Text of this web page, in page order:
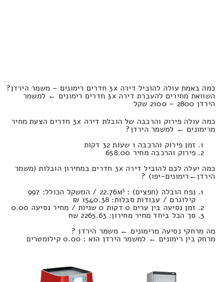
כמה באמת עולה להוביל דירה 3x חדרים רימונים – משמר הירדן?
השוואת מחירים להעברת דירה 3x חדרים רימונים ← למשמר
הירדן 2800 – 2100 שקל
כמה עולה פירוק והרכבה של הובלת דירה 3x חדרים הצעת מחיר
מרימונים ← למשמר הירדן?
זמן פירוק והרכבה 1 שעות 32 דקות
פירוק והרכבה מחיר 658.00
כמה יעלה לכם להוביל דירה 3x חדרים במחירון הובלות (משמר
הירדן‎←‏רימונים-יפו) ?
נפח הובלה (חפצים) : 22.76м³ / המשקל הכולל: 997
קילוגרם / עבודות סבלות: 1540.38 ₪
זמן נסיעה בין ערים 0 דקות 0 שניות / מחיר נסיעה 0.00
סך הכל ביחד מחיר מחירון: 2265.63 שח
מה מרחקי נסיעה מרימונים ← משמר הירדן ?
מרחק בין רימונים ← למשמר הירדן הוא : 0.00 קילומטרים